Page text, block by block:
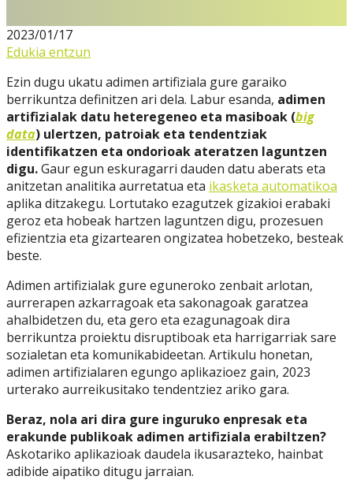
2023/01/17
Edukia entzun
Ezin dugu ukatu adimen artifiziala gure garaiko
berrikuntza definitzen ari dela. Labur esanda, adimen
artifizialak datu heteregeneo eta masiboak (big
data) ulertzen, patroiak eta tendentziak
identifikatzen eta ondorioak ateratzen laguntzen
digu.Gaur egun eskuragarri dauden datu aberats eta
anitzetan analitika aurretatua eta ikasketa automatikoa
aplika ditzakegu. Lortutako ezagutzek gizakioi erabaki
geroz eta hobeak hartzen laguntzen digu, prozesuen
efizientzia eta gizartearen ongizatea hobetzeko, besteak
beste.
Adimen artifizialak gure eguneroko zenbait arlotan,
aurrerapen azkarragoak eta sakonagoak garatzea
ahalbidetzen du, eta gero eta ezagunagoak dira
berrikuntza proiektu disruptiboak eta harrigarriak sare
sozialetan eta komunikabideetan. Artikulu honetan,
adimen artifizialaren egungo aplikazioez gain, 2023
urterako aurreikusitako tendentziez ariko gara.
Beraz, nola ari dira gure inguruko enpresak eta
erakunde publikoak adimen artifiziala erabiltzen?
Askotariko aplikazioak daudela ikusarazteko, hainbat
adibide aipatiko ditugu jarraian.